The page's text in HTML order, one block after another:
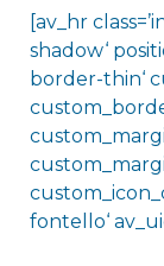
[av_hr
shadow‘
border-thin‘
fontello‘